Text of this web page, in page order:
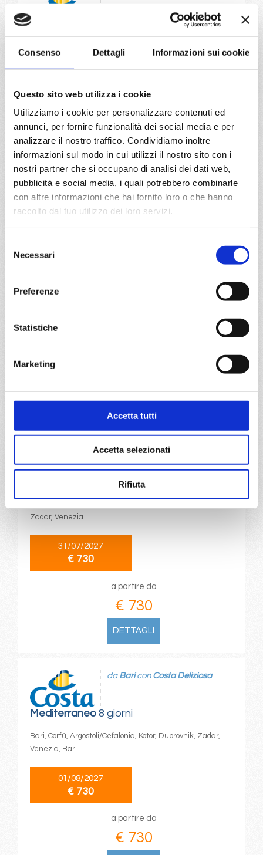
Consenso Dettagli Informazioni sui cookie
Questo sito web utilizza i cookie
Utilizziamo i cookie per personalizzare contenuti ed
annunci, per fornire funzionalità dei social media e per
analizzare il nostro traffico. Condividiamo inoltre
informazioni sul modo in cui utilizzi il nostro sito con i
nostri partner che si occupano di analisi dei dati web,
pubblicità e social media, i quali potrebbero combinarle
con altre informazioni che hai fornito loro o che hanno
raccolto dal tuo utilizzo dei loro servizi.
delNecessari
Preferenze
Statistiche
Marketing
Accetta tutti
Accetta selezionati
Rifiuta
Bari, Santorini, Mykonos, Argostoli/Cefalonia, Venezia, Bari
€ 730
a partire da
€ 700
DETTAGLI
Mediterraneo
daBaricon Costa Deliziosa
DETTAGLI
8 giorni
Zadar, Venezia
31/07/2027
€ 730
a partire da
€ 730
DETTAGLI
Mediterraneo8 giorni
da Baricon Costa Deliziosa
Bari, Corfù, Argostoli/Cefalonia, Kotor, Dubrovnik, Zadar,
Venezia, Bari
01/08/2027
€ 730
a partire da
€ 730